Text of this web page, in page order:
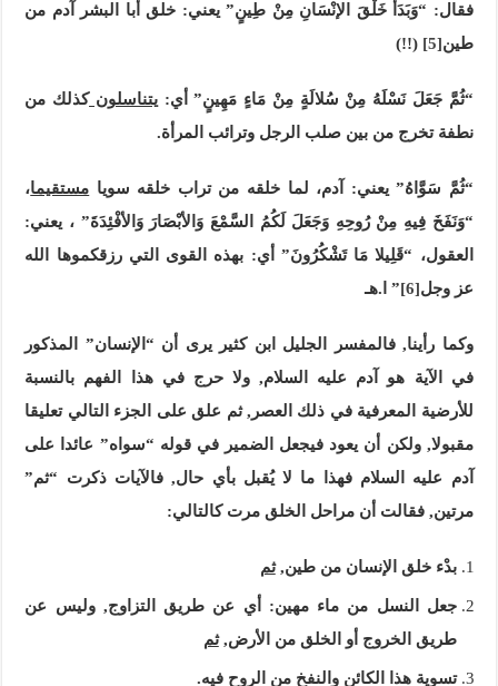
فقال: “وَبَدَأَ خَلْقَ الإنْسَانِ مِنْ طِينٍ” يعني: خلق أبا البشر آدم من
طين[5]
(!!)
“ثُمَّ جَعَلَ نَسْلَهُ مِنْ سُلالَةٍ مِنْ مَاءٍ مَهِينٍ” أي:يتناسلونكذلك من
نطفة تخرج من بين صلب الرجل وترائب المرأة.
“ثُمَّ سَوَّاهُ” يعني: آدم، لما خلقه من تراب خلقه سويا مستقيما،
“وَنَفَخَ فِيهِ مِنْ رُوحِهِ وَجَعَلَ لَكُمُ السَّمْعَ وَالأبْصَارَ وَالأفْئِدَةَ” ، يعني:
العقول، “قَلِيلا مَا تَشْكُرُونَ” أي: بهذه القوى التي رزقكموها الله
عز وجل[6] ” ا.هـ
وكما رأينا, فالمفسر الجليل ابن كثير يرى أن “الإنسان” المذكور
في الآية هو آدم عليه السلام, ولا حرج في هذا الفهم بالنسبة
للأرضية المعرفية في ذلك العصر, ثم علق على الجزء التالي تعليقا
مقبولا, ولكن أن يعود فيجعل الضمير في قوله “سواه” عائدا على
آدم عليه السلام فهذا ما لا يُقبل بأي حال, فالآيات ذكرت “ثم”
مرتين, فقالت أن مراحل الخلق مرت كالتالي:
بدْء خلق الإنسان من طين,ثم
جعل النسل من ماء مهين: أي عن طريق التزاوج, وليس عن
طريق الخروج أو الخلق من الأرض,ثم
تسوية هذا الكائن والنفخ من الروح فيه.